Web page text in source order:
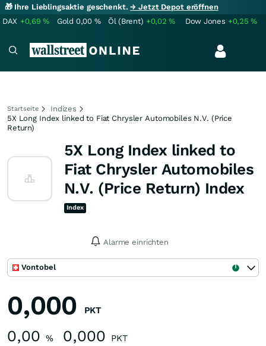
🎁 Ihre Lieblingsaktie geschenkt.→ Jetzt Depot eröffnen
DAX +0,69% Gold 0,00 % Öl (Brent) +0,02% Dow Jones +0,25%
Startseite
Indizes
5X Long Index linked to Fiat Chrysler Automobiles N.V. (Price
Return)
5X Long Index linked to
Fiat Chrysler Automobiles
N.V. (Price Return) Index
Index
Alarme einrichten
Vontobel
0,000 PKT
0,00 % 0,000 PKT